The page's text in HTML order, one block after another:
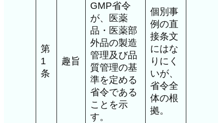
第
1
条
趣旨
GMP省令
が、医薬
品・医薬部
外品の製造
管理及び品
質管理の基
準を定める
省令である
ことを示
す。
個別事
例の直
接条文
にはな
りにく
いが、
省令全
体の根
拠。